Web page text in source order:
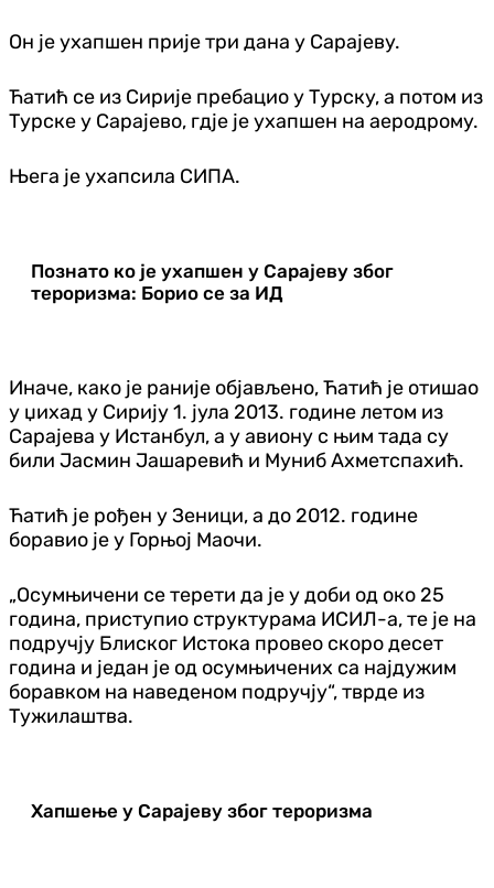
Он је ухапшен прије три дана у Сарајеву.
Ћатић се из Сирије пребацио у Турску, а потом из
Турске у Сарајево, гдје је ухапшен на аеродрому.
Њега је ухапсила СИПА.
Познато ко је ухапшен у Сарајеву због
тероризма: Борио се за ИД
Иначе, како је раније објављено, Ћатић је отишао
у џихад у Сирију 1. јула 2013. године летом из
Сарајева у Истанбул, а у авиону с њим тада су
били Јасмин Јашаревић и Муниб Ахметспахић.
Ћатић је рођен у Зеници, а до 2012. године
боравио је у Горњој Маочи.
„Осумњичени се терети да је у доби од око 25
година, приступио структурама ИСИЛ-а, те је на
подручју Блиског Истока провео скоро десет
година и један је од осумњичених са најдужим
боравком на наведеном подручју“, тврде из
Тужилаштва.
Хапшење у Сарајеву због тероризма